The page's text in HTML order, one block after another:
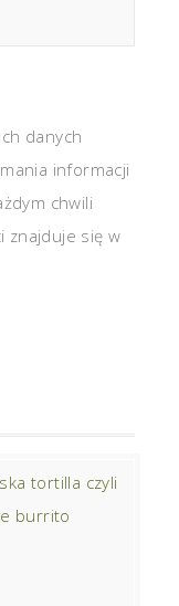
danych
informacji
chwili
znajduje się w
tortilla czyli
burrito